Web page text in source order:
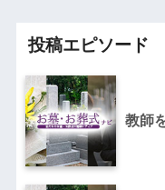
投稿エピソード
教師